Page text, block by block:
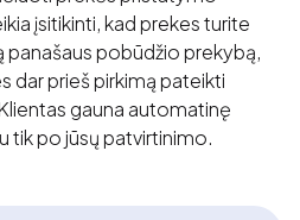
įsitikinti, kad prekes turite
panašaus pobūdžio prekybą,
dar prieš pirkimą pateikti
gauna automatinę
tik po jūsų patvirtinimo.